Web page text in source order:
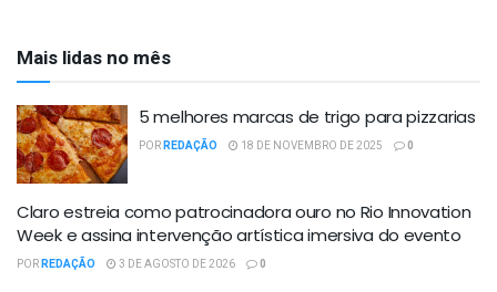
Mais lidas no mês
5 melhores marcas de trigo para pizzarias
PORREDAÇÃO 18 DE NOVEMBRO DE 2025 0
Claro estreia como patrocinadora ouro no Rio Innovation
Week e assina intervenção artística imersiva do evento
PORREDAÇÃO 3 DE AGOSTO DE 2026 0